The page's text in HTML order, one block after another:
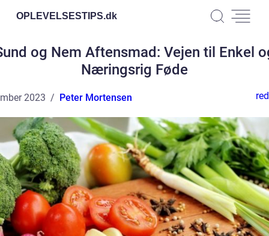
OPLEVELSESTIPS.dk
og Nem Aftensmad: Vejen til Enkel
Næringsrig Føde
2023 Peter Mortensen